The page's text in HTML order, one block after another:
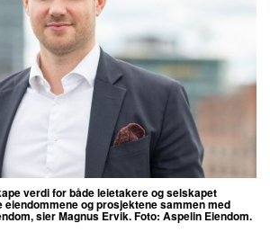
verdi for både leietakere og selskapet
og prosjektene sammen med
sier Magnus Ervik. Foto: Aspelin Eiendom.